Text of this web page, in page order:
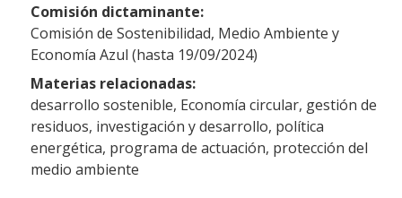
Comisión dictaminante:
Comisión de Sostenibilidad, Medio Ambiente y
Economía Azul (hasta 19/09/2024)
Materias relacionadas:
desarrollo sostenible, Economía circular, gestión de
residuos, investigación y desarrollo, política
energética, programa de actuación, protección del
medio ambiente